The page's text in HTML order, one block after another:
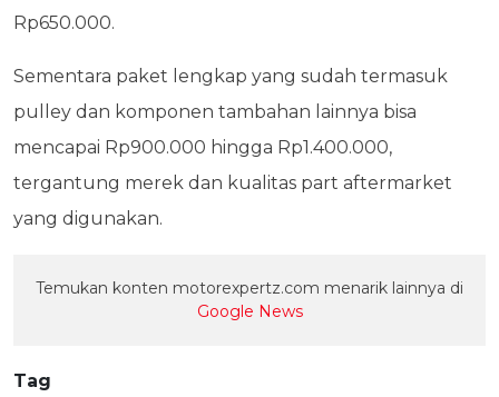
Rp650.000.
Sementara paket lengkap yang sudah termasuk
pulley dan komponen tambahan lainnya bisa
mencapai Rp900.000 hingga Rp1.400.000,
tergantung merek dan kualitas part aftermarket
yang digunakan.
Temukan konten motorexpertz.com menarik lainnya di
Google News
Tag